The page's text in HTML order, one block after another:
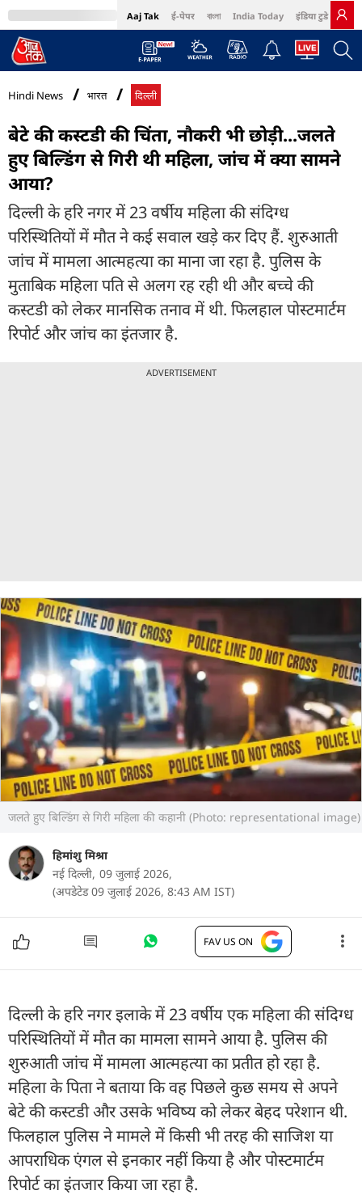
Aaj Tak ई-पेपर বাংলা India Today इंडिया टुडे हिंदी
MumbaiTak Cosmopolitan Harper's Bazaar Northeast
Hindi News भारत दिल्ली
बेटे की कस्टडी की चिंता, नौकरी भी छोड़ी...जलते
हुए बिल्डिंग से गिरी थी महिला, जांच में क्या सामने
आया?
दिल्ली के हरि नगर में 23 वर्षीय महिला की संदिग्ध
परिस्थितियों में मौत ने कई सवाल खड़े कर दिए हैं. शुरुआती
जांच में मामला आत्महत्या का माना जा रहा है. पुलिस के
मुताबिक महिला पति से अलग रह रही थी और बच्चे की
कस्टडी को लेकर मानसिक तनाव में थी. फिलहाल पोस्टमार्टम
रिपोर्ट और जांच का इंतजार है.
ADVERTISEMENT
जलते हुए बिल्डिंग से गिरी महिला की कहानी (Photo: representational image)
हिमांशु मिश्रा
नई दिल्ली, 09 जुलाई 2026,
(अपडेटेड 09 जुलाई 2026, 8:43 AM IST)
FAV US ON
दिल्ली के हरि नगर इलाके में 23 वर्षीय एक महिला की संदिग्ध
परिस्थितियों में मौत का मामला सामने आया है. पुलिस की
शुरुआती जांच में मामला आत्महत्या का प्रतीत हो रहा है.
महिला के पिता ने बताया कि वह पिछले कुछ समय से अपने
बेटे की कस्टडी और उसके भविष्य को लेकर बेहद परेशान थी.
फिलहाल पुलिस ने मामले में किसी भी तरह की साजिश या
आपराधिक एंगल से इनकार नहीं किया है और पोस्टमार्टम
रिपोर्ट का इंतजार किया जा रहा है.